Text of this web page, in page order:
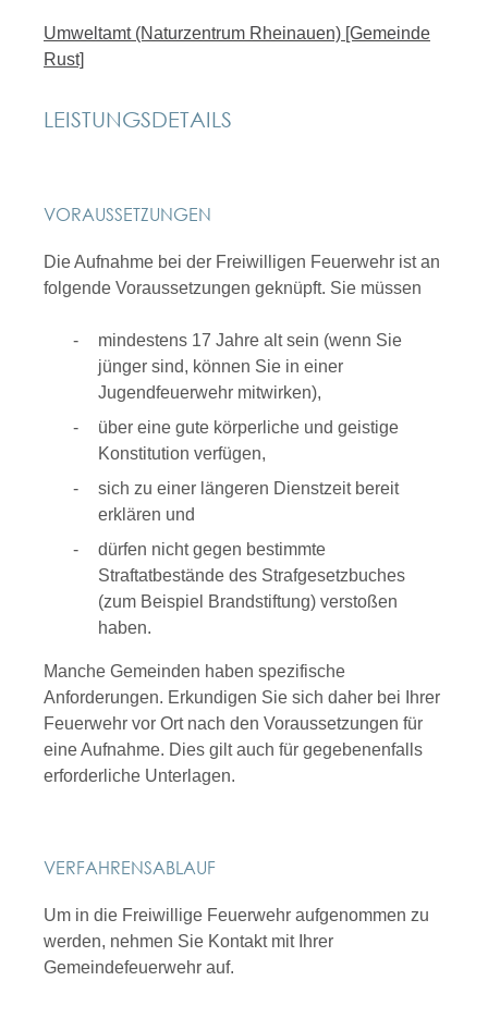
Umweltamt (Naturzentrum Rheinauen) [Gemeinde
Rust]
LEISTUNGSDETAILS
VORAUSSETZUNGEN
Die Aufnahme bei der Freiwilligen Feuerwehr ist an
folgende Voraussetzungen geknüpft. Sie müssen
mindestens 17 Jahre alt sein (wenn Sie
jünger sind, können Sie in einer
Jugendfeuerwehr mitwirken),
über eine gute körperliche und geistige
Konstitution verfügen,
sich zu einer längeren Dienstzeit bereit
erklären und
dürfen nicht gegen bestimmte
Straftatbestände des Strafgesetzbuches
(zum Beispiel Brandstiftung) verstoßen
haben.
Manche Gemeinden haben spezifische
Anforderungen. Erkundigen Sie sich daher bei Ihrer
Feuerwehr vor Ort nach den Voraussetzungen für
eine Aufnahme. Dies gilt auch für gegebenenfalls
erforderliche Unterlagen.
VERFAHRENSABLAUF
Um in die Freiwillige Feuerwehr aufgenommen zu
werden, nehmen Sie Kontakt mit Ihrer
Gemeindefeuerwehr auf.